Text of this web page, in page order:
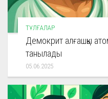
ТҰЛҒАЛАР
Демокрит алғашқы
танылады
05.06.2025